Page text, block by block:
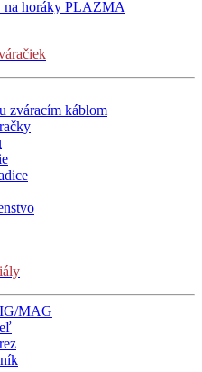
na horáky PLAZMA
zváracím káblom
MAG